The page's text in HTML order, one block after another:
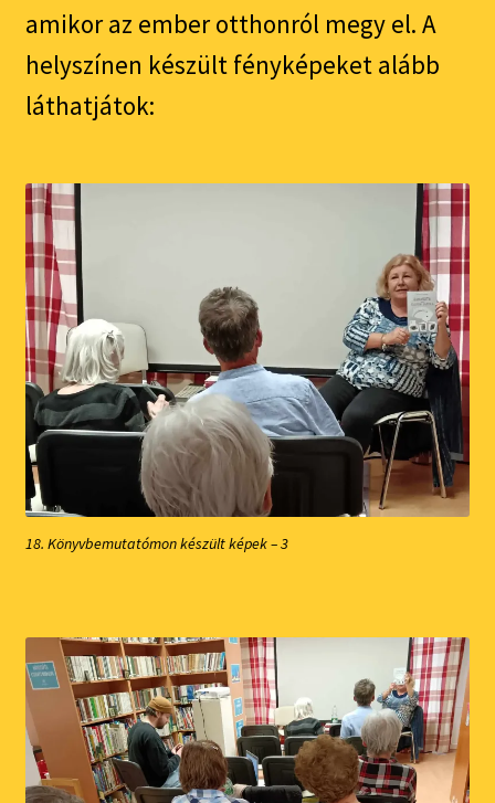
amikor az ember otthonról megy el. A
helyszínen készült fényképeket alább
láthatjátok:
18. Könyvbemutatómon készült képek – 3